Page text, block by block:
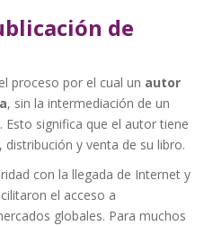
de
proceso por el cual un autor
, sin la intermediación de un
significa que el autor tiene
y venta de su libro.
con la llegada de Internet y
el acceso a
globales. Para muchos